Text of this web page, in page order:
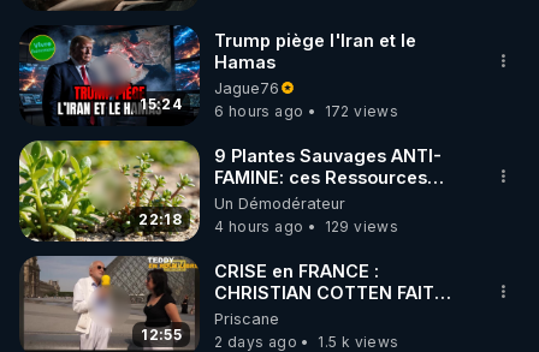
15:24
Trump piège l'Iran et le
Hamas
Jague76
6 hours ago
172 views
22:18
9 Plantes Sauvages ANTI-
FAMINE: ces Ressources
JARDIN&des Haies
Un Démodérateur
4 hours ago
129 views
12:55
CRISE en FRANCE :
CHRISTIAN COTTEN FAIT
une étrange découverte
Priscane
2 days ago
1.5 k views